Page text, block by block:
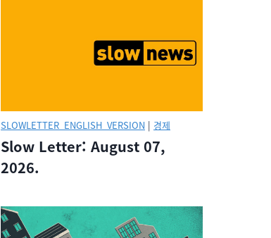
SLOWLETTER_ENGLISH_VERSION | 경제
Slow Letter: August 07,
2026.